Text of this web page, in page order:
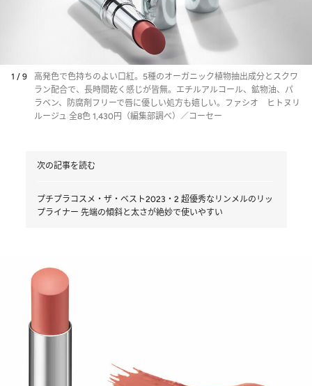
1 / 9
高発色で色持ちのよい口紅。5種のオーガニック植物抽出成分とスクワ
ラン配合で、長時間乾く感じが皆無。エチルアルコール、鉱物油、パ
ラベン、防腐剤フリーで唇に優しい処方も嬉しい。ファシオ ヒトヌリ
ルージュ 全8色 1,430円（編集部調べ）／コーセー
次の記事を読む
プチプラコスメ・ザ・ベスト2023・2 超優秀なリンメルのリッ
プライナー 先端の傾斜と太さが絶妙で使いやすい